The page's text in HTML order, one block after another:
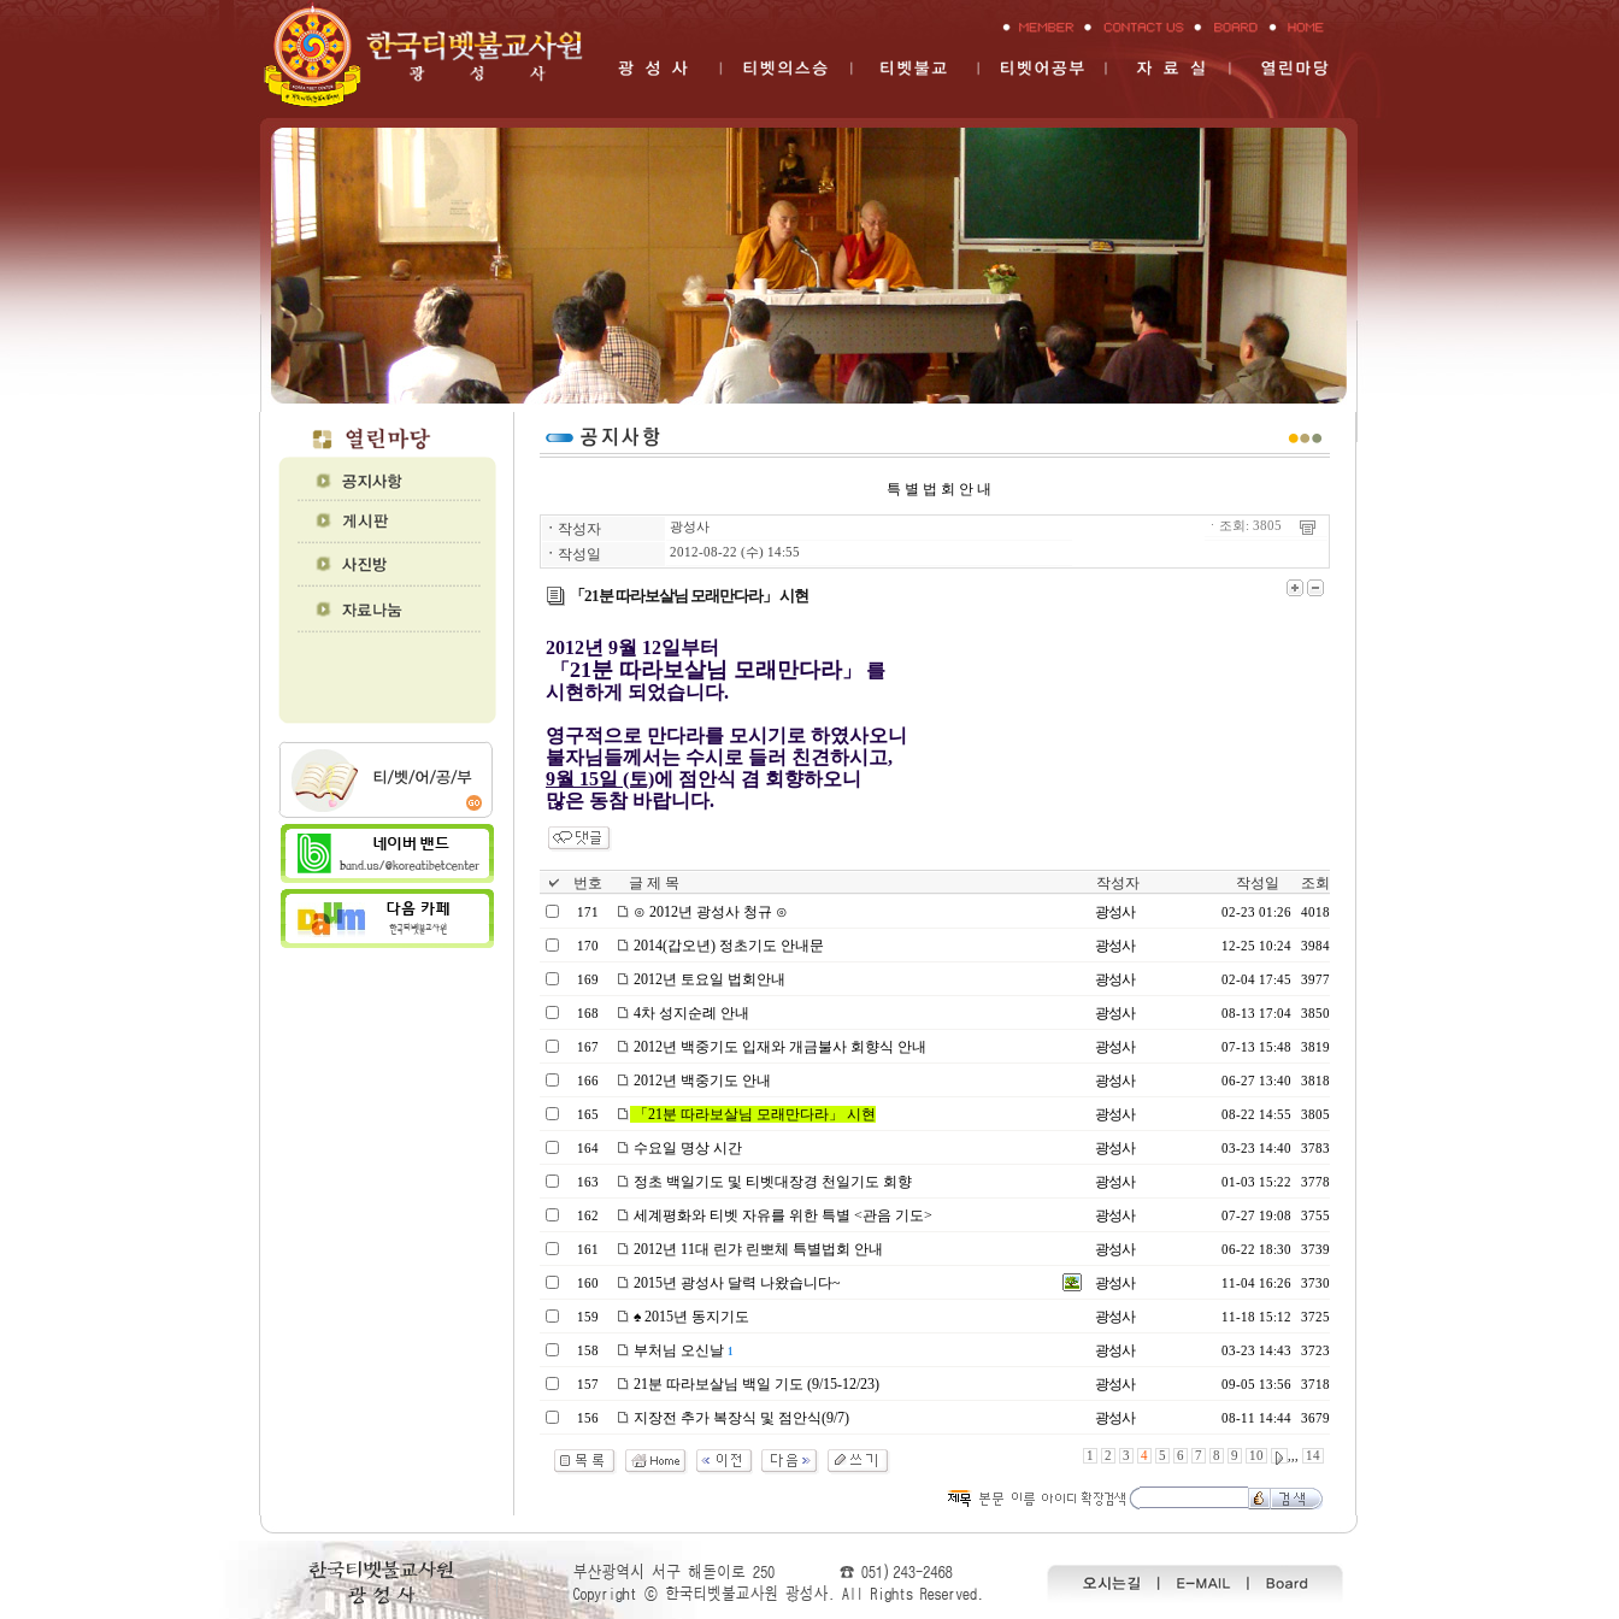
특 별 법 회 안 내
ㆍ 작성자 광성사
ㆍ 작성일 2012-08-22 (수) 14:55
ㆍ조회: 3805
「21분 따라보살님 모래만다라」 시현
2012년 9월 12일부터
「 21분 따라보살님 모래만다라」 를
시현하게 되었습니다.
영구적으로 만다라를 모시기로 하였사오니
불자님들께서는 수시로 들러 친견하시고,
9월 15일 (토)에 점안식 겸 회향하오니
많은 동참 바랍니다.
번호 글 제 목 작성자 작성일 조회
171 ⊙ 2012년 광성사 청규 ⊙ 광성사 02-23 01:26 4018
170 2014(갑오년) 정초기도 안내문 광성사 12-25 10:24 3984
169 2012년 토요일 법회안내 광성사 02-04 17:45 3977
168 4차 성지순례 안내 광성사 08-13 17:04 3850
167 2012년 백중기도 입재와 개금불사 회향식 안내 광성사 07-13 15:48 3819
166 2012년 백중기도 안내 광성사 06-27 13:40 3818
165 「21분 따라보살님 모래만다라」 시현 광성사 08-22 14:55 3805
164 수요일 명상 시간 광성사 03-23 14:40 3783
163 정초 백일기도 및 티벳대장경 천일기도 회향 광성사 01-03 15:22 3778
162 세계평화와 티벳 자유를 위한 특별 <관음 기도> 광성사 07-27 19:08 3755
161 2012년 11대 린갸 린뽀체 특별법회 안내 광성사 06-22 18:30 3739
160 2015년 광성사 달력 나왔습니다~ 광성사 11-04 16:26 3730
159 ♠ 2015년 동지기도 광성사 11-18 15:12 3725
158 부처님 오신날 1 광성사 03-23 14:43 3723
157 21분 따라보살님 백일 기도 (9/15-12/23) 광성사 09-05 13:56 3718
156 지장전 추가 복장식 및 점안식(9/7) 광성사 08-11 14:44 3679
1 2 3 4 5 6 7 8 9 10 ,,, 14